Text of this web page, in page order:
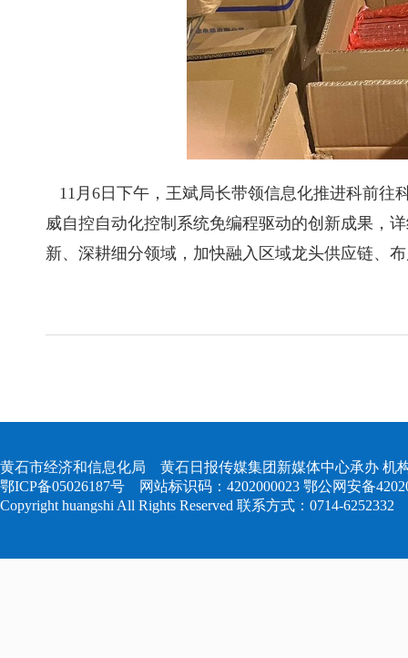
11月6日下午，王斌局长带领信息化推进科前往
威自控自动化控制系统免编程驱动的创新成果，
新、深耕细分领域，加快融入区域龙头供应链、
黄石市经济和信息化局 黄石日报传媒集团新媒体中心承办 机
鄂ICP备05026187号 网站标识码：4202000023 鄂公网安备
Copyright huangshi All Rights Reserved 联系方式：0714-6252332